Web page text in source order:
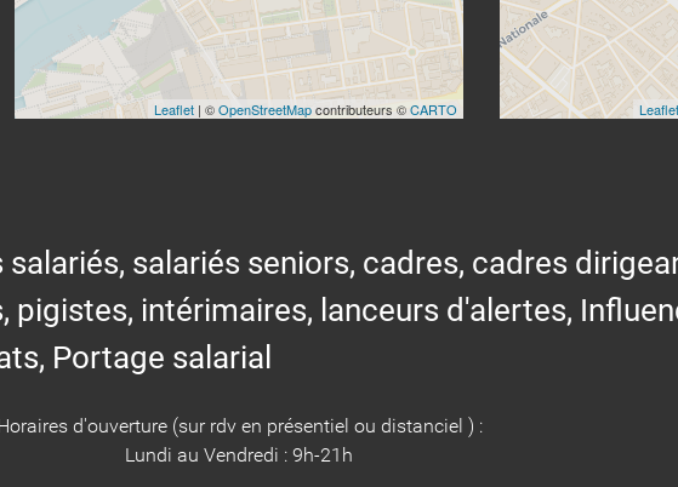
Leaflet| ©OpenStreetMapcontributeurs ©CARTO Leaflet
salariés seniors, cadres, cadres
intérimaires, lanceurs d'alertes,
Portage salarial
d'ouverture (sur rdv en présentiel ou distanciel ) :
Lundi au Vendredi : 9h-21h